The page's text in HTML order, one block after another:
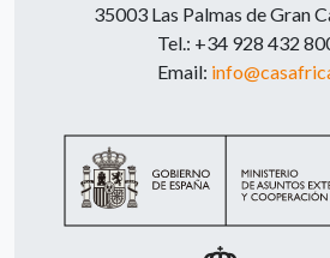
35003 Las Palmas de Gran
Tel.: +34 928 432
Email: